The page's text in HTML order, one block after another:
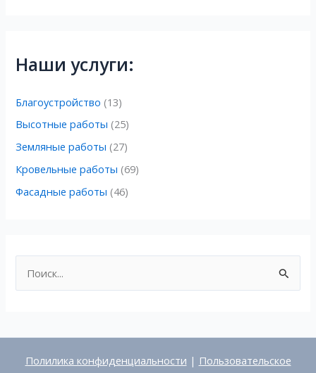
Наши услуги:
Благоустройство (13)
Высотные работы (25)
Земляные работы (27)
Кровельные работы (69)
Фасадные работы (46)
с
Полилика конфиденциальности | Пользовательское